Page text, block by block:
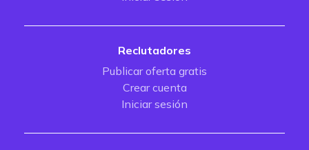
Reclutadores
Publicar oferta gratis
Crear cuenta
Iniciar sesión